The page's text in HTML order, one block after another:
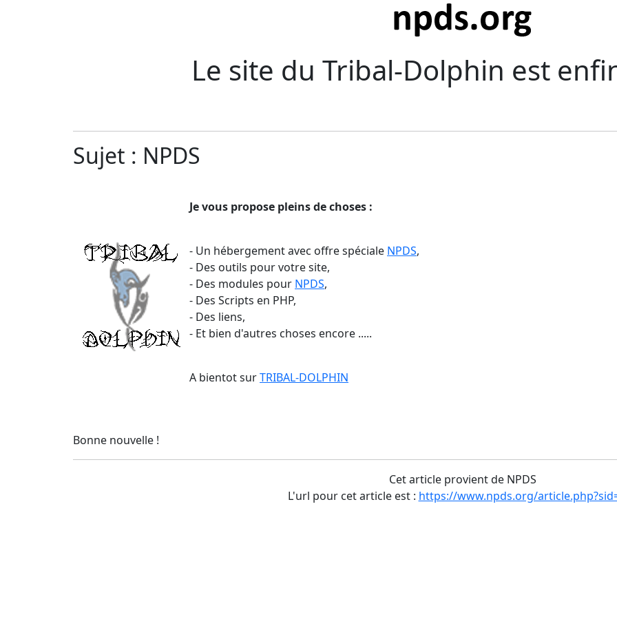
Le site du Tribal-Dolphin est
Sujet : NPDS
Je vous propose pleins de choses :
- Un hébergement avec offre spéciale NPDS,
- Des outils pour votre site,
- Des modules pour NPDS,
- Des Scripts en PHP,
- Des liens,
- Et bien d'autres choses encore .....
A bientot surTRIBAL-DOLPHIN
Bonne nouvelle !
Cet article provient de NPDS
L'url pour cet article est : https://www.npds.org/